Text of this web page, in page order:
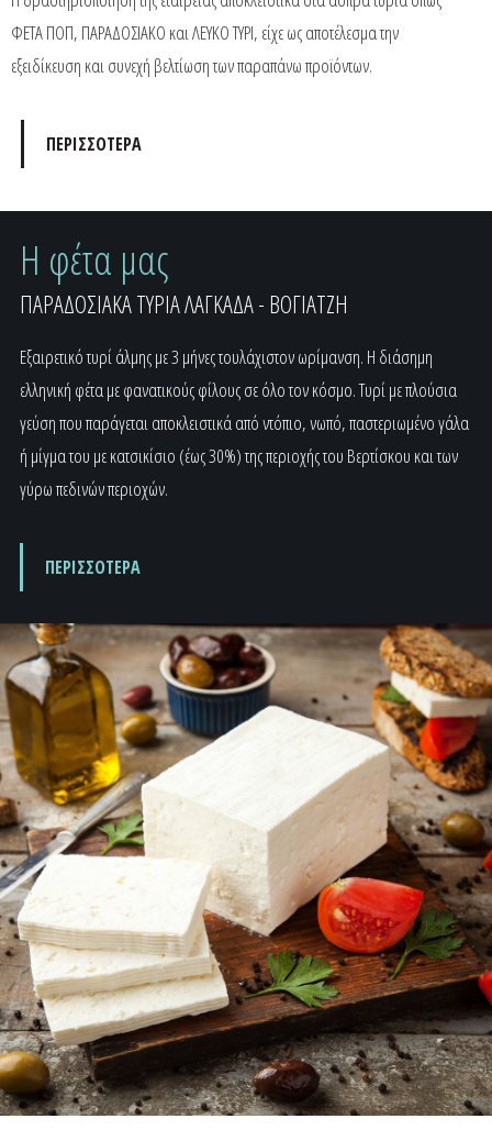
ΦΕΤΑ ΠΟΠ, ΠΑΡΑΔΟΣΙΑΚΟ και ΛΕΥΚΟ ΤΥΡΙ, είχε ως αποτέλεσμα την
εξειδίκευση και συνεχή βελτίωση των παραπάνω προϊόντων.
ΠΕΡΙΣΣΟΤΕΡΑ
Η φέτα μας
ΠΑΡΑΔΟΣΙΑΚΑ ΤΥΡΙΑ ΛΑΓΚΑΔΑ - ΒΟΓΙΑΤΖΗ
Εξαιρετικό τυρί άλμης με 3 μήνες τουλάχιστον ωρίμανση. Η διάσημη
ελληνική φέτα με φανατικούς φίλους σε όλο τον κόσμο. Τυρί με πλούσια
γεύση που παράγεται αποκλειστικά από ντόπιο, νωπό, παστεριωμένο γάλα
ή μίγμα του με κατσικίσιο (έως 30%) της περιοχής του Βερτίσκου και των
γύρω πεδινών περιοχών.
ΠΕΡΙΣΣΟΤΕΡΑ